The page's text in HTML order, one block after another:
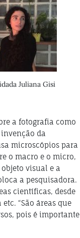
Juliana Gisi
a fotografia como
da
microscópios para
o macro e o micro,
visual e a
a pesquisadora.
científicas, desde
“São áreas que
pois é importante